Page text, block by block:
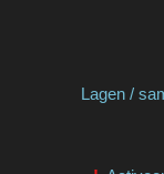
Lagen /